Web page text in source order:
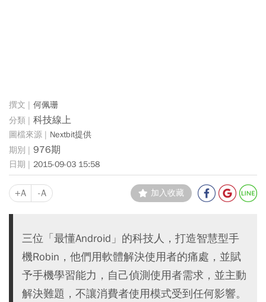
何佩珊
科技線上
Nextbit提供
976期
2015-09-03 15:58
+A -A 加入收藏
三位「最懂Android」的科技人，打造智慧型手
機Robin，他們用軟體解決使用者的痛處，並賦
予手機學習能力，自己偵測使用者需求，並主動
解決難題，不讓消費者使用模式受到任何影響。